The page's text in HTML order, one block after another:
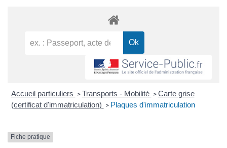
Accueil particuliers > Transports - Mobilité > Carte grise
(certificat d'immatriculation) > Plaques d'immatriculation
Fiche pratique